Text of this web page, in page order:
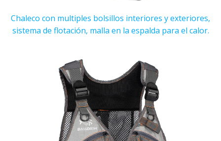
Chaleco con multiples bolsillos interiores y exteriores,
sistema de flotación, malla en la espalda para el calor.